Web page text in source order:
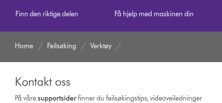
Finn den riktige delen Få hjelp med maskinen din
Home Feilsøking Verktøy
Kontakt oss
På våresupportsiderfinner du feilsøkingstips, videoveiledninger